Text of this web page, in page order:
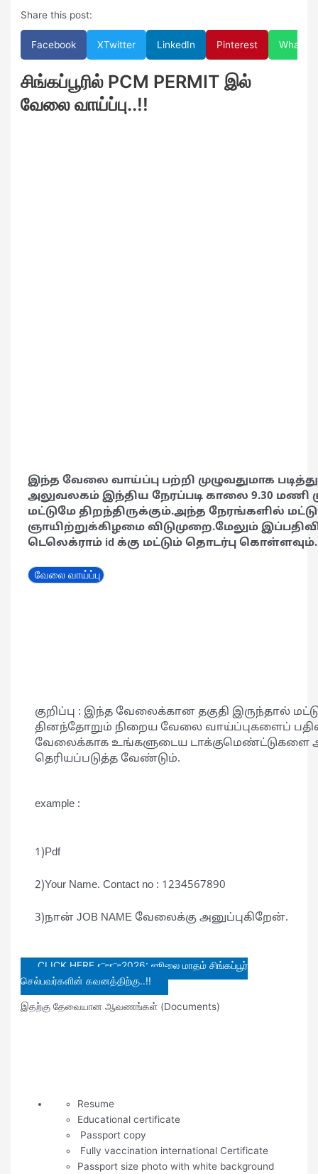
Share this post:
Facebook XTwitter LinkedIn Pinterest
சிங்கப்பூரில் PCM PERMIT இல்
வேலை வாய்ப்பு..!!
இந்த வேலை வாய்ப்பு பற்றி முழுவதுமாக
அலுவலகம் இந்திய நேரப்படி காலை 9.30 மணி
மட்டுமே திறந்திருக்கும்.அந்த நேரங்களில்
ஞாயிற்றுக்கிழமை விடுமுறை.மேலும்
டெலெக்ராம் id க்கு மட்டும் தொடர்பு கொள்ளவும்.
வேலை வாய்ப்பு
குறிப்பு : இந்த வேலைக்கான தகுதி இருந்தால்
தினந்தோறும் நிறைய வேலை வாய்ப்புகளைப்
வேலைக்காக உங்களுடைய டாக்குமெண்ட்டுகளை
தெரியப்படுத்த வேண்டும்.
example :
1)Pdf
2)Your Name. Contact no : 1234567890
3)நான் JOB NAME வேலைக்கு அனுப்புகிறேன்.
CLICK HERE 👉👉2026: ஜூலை மாதம் சிங்கப்பூர்
செல்பவர்களின் கவனத்திற்கு..!!
இதற்கு தேவையான ஆவணங்கள் (Documents)
Resume
Educational certificate
Passport copy
Fully vaccination international Certificate
Passport size photo with white background